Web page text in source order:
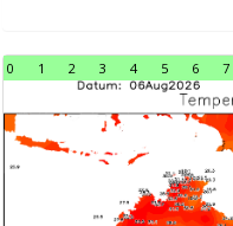
0 1 2 3 4 5 6 7